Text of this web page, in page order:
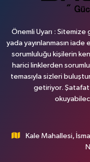
Önemli Uyarı : Sitemize
yada yayınlanmasın
sorumluluğu kişilerin
harici linklerden
temasıyla sizleri
getiriyor.
Kale Mahallesi,